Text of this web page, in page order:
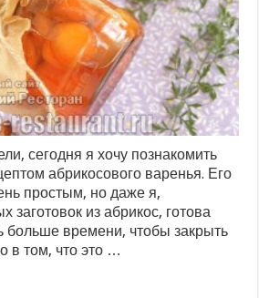
сегодня я хочу познакомить
абрикосового варенья. Его
простым, но даже я,
заготовок из абрикос, готова
больше времени, чтобы закрыть
в том, что это …